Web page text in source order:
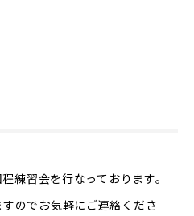
練習会を行なっております。
のでお気軽にご連絡くださ